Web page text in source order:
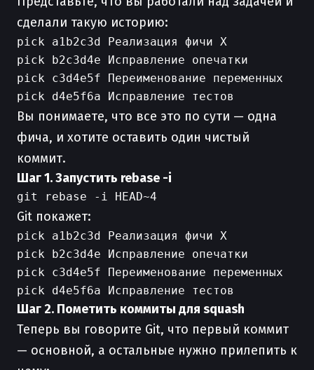
сделали такую историю:
pick a1b2c3d Реализация фичи X
pick b2c3d4e Исправление опечатки
pick c3d4e5f Переименование переменных
Вы понимаете, что все это по сути — одна
фича, и хотите оставить один чистый
коммит.
Шаг 1. Запустить rebase -i
Git покажет:
pick a1b2c3d Реализация фичи X
pick b2c3d4e Исправление опечатки
pick c3d4e5f Переименование переменных
Шаг 2. Пометить коммиты для squash
Теперь вы говорите Git, что первый коммит
— основной, а остальные нужно прилепить к